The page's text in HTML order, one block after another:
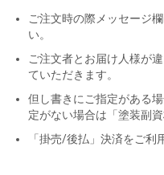
ご注文時の際メッセージ
い。
ご注文者とお届け人様が
ていただきます。
但し書きにご指定がある
定がない場合は「塗装副
「掛売/後払」決済をご利